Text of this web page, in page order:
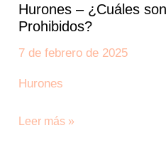
Hurones – ¿Cuáles
Prohibidos?
7 de febrero de 2025
Hurones
¿Cuáles
son
los
Prohibidos?
Leer más »